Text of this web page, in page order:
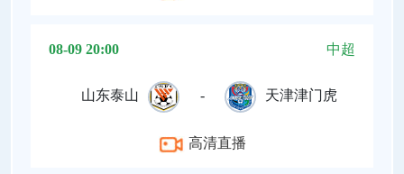
08-09 20:00 中超
山东泰山 - 天津津门虎
高清直播